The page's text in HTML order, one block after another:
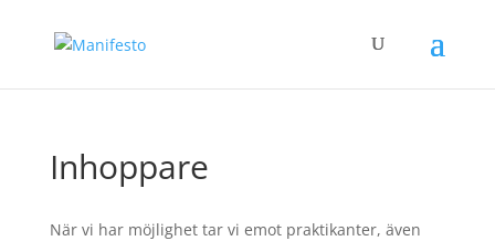
Inhoppare
När vi har möjlighet tar vi emot praktikanter, även